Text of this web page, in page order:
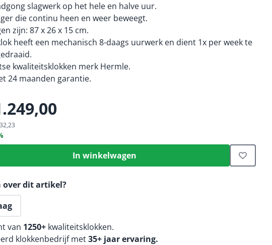
slagwerk op het hele en halve uur.
die continu heen en weer beweegt.
zijn: 87 x 26 x 15 cm.
heeft een mechanisch 8-daags uurwerk en dient 1x per week te
kwaliteitsklokken merk Hermle.
24 maanden garantie.
In winkelwagen
over dit artikel?
van 1250+kwaliteitsklokken.
klokkenbedrijf met35+ jaar ervaring.